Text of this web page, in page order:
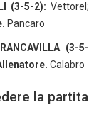
(3-5-2):
Pancaro
(3-
Calabro
la